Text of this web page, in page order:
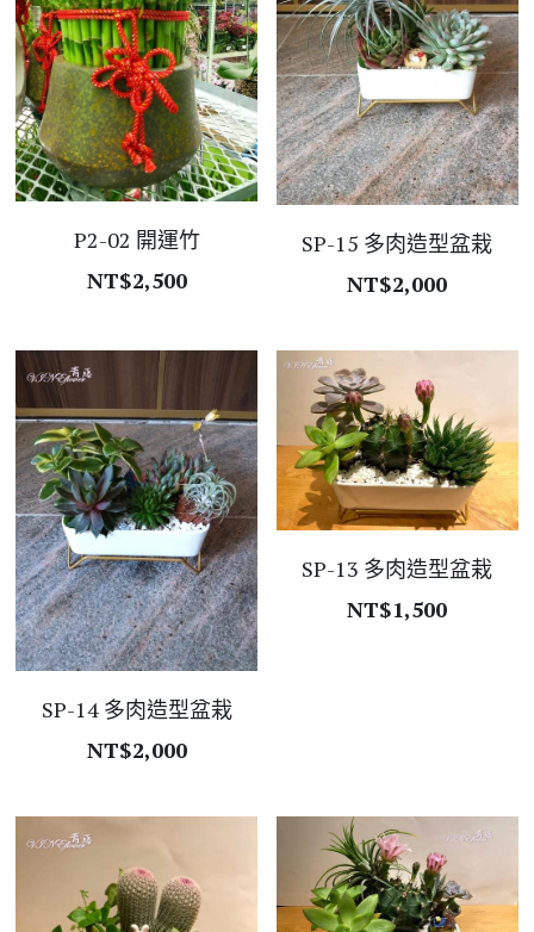
P2-02 開運竹
NT$2,500
SP-15 多肉造型盆栽
NT$2,000
SP-14 多肉造型盆栽
NT$2,000
SP-13 多肉造型盆栽
NT$1,500